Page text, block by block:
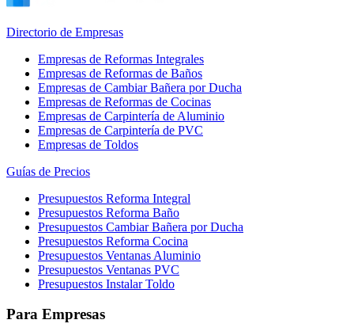
Directorio de Empresas
Empresas de Reformas Integrales
Empresas de Reformas de Baños
Empresas de Cambiar Bañera por Ducha
Empresas de Reformas de Cocinas
Empresas de Carpintería de Aluminio
Empresas de Carpintería de PVC
Empresas de Toldos
Guías de Precios
Presupuestos Reforma Integral
Presupuestos Reforma Baño
Presupuestos Cambiar Bañera por Ducha
Presupuestos Reforma Cocina
Presupuestos Ventanas Aluminio
Presupuestos Ventanas PVC
Presupuestos Instalar Toldo
Para Empresas